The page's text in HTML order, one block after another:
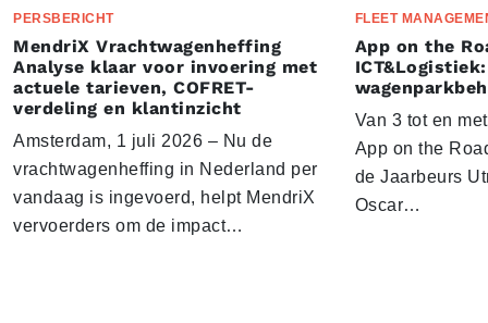
PERSBERICHT
MendriX Vrachtwagenheffing
Analyse klaar voor invoering met
actuele tarieven, COFRET-
verdeling en klantinzicht
Amsterdam, 1 juli 2026 – Nu de
vrachtwagenheffing in Nederland per
vandaag is ingevoerd, helpt MendriX
vervoerders om de impact…
FLEET
App on the
Van 3 tot en
App on the
de Jaarbeurs
Oscar…